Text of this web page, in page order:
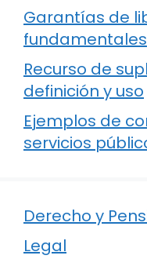
Garantías de
fundamentales
Recurso de
definición y uso
Ejemplos de
servicios
Derecho y
Legal